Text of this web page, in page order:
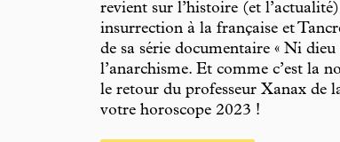
revient sur l’histoire (et
insurrection à la française et
de sa série documentaire « Ni
l’anarchisme. Et comme c’est la
le retour du professeur Xanax de
votre horoscope 2023 !